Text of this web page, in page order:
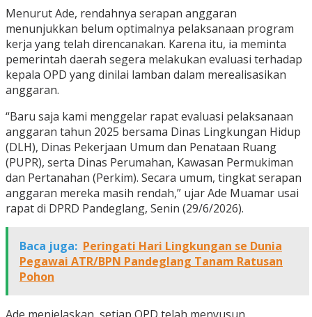
Menurut Ade, rendahnya serapan anggaran
menunjukkan belum optimalnya pelaksanaan program
kerja yang telah direncanakan. Karena itu, ia meminta
pemerintah daerah segera melakukan evaluasi terhadap
kepala OPD yang dinilai lamban dalam merealisasikan
anggaran.
“Baru saja kami menggelar rapat evaluasi pelaksanaan
anggaran tahun 2025 bersama Dinas Lingkungan Hidup
(DLH), Dinas Pekerjaan Umum dan Penataan Ruang
(PUPR), serta Dinas Perumahan, Kawasan Permukiman
dan Pertanahan (Perkim). Secara umum, tingkat serapan
anggaran mereka masih rendah,” ujar Ade Muamar usai
rapat di DPRD Pandeglang, Senin (29/6/2026).
Baca juga: Peringati Hari Lingkungan se Dunia
Pegawai ATR/BPN Pandeglang Tanam Ratusan
Pohon